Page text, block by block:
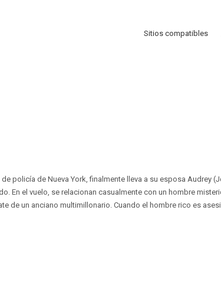
Sitios compatibles
policía de Nueva York, finalmente lleva a su esposa Audrey
En el vuelo, se relacionan casualmente con un hombre
de un anciano multimillonario. Cuando el hombre rico es